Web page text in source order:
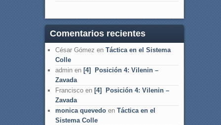
Comentarios recientes
César Gómez en Táctica en el Sistema
Colle
adminen [4] Posición 4: Vilenin –
Zavada
Franciscoen [4] Posición 4: Vilenin –
Zavada
monica quevedoen Táctica en el
Sistema Colle